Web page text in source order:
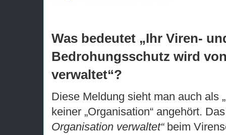
Was bedeutet „Ihr Viren-
Bedrohungsschutz wird
verwaltet“?
Diese Meldung sieht man auch als
keiner „Organisation“ angehört.
Organisation verwaltet“beim